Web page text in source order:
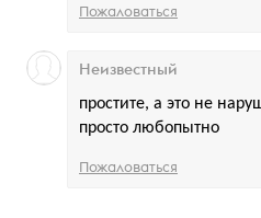
Пожаловаться
простите, а это не
просто любопытно
Неизвестный
Пожаловаться